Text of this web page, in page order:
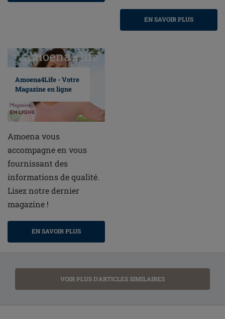
EN SAVOIR PLUS
Amoena4Life - Votre
Magazine en ligne
Amoena vous
accompagne en vous
fournissant des
informations de qualité.
Lisez notre dernier
magazine !
EN SAVOIR PLUS
VOIR PLUS D'ARTICLES SIMILAIRES